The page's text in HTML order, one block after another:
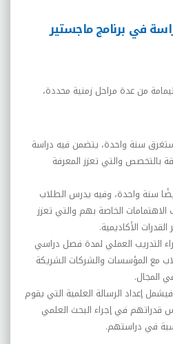
في برنامج ماجستير
من عدة مراحل زمنية محددة،
سنة واحدة، يتضمن فيه دراسة
بالتخصص والتي تعزز المعرفة
سنة واحدة، وفيه يدرس الطلاب
الاهتمامات الخاصة بهم والتي تعزز
الأكاديمية.
التدريب العملي لمدة فصل دراسي
مع المؤسسات والشركات الشريكة
المجال.
إعداد الرسالة العلمية التي يقوم
قدراتهم في إجراء البحث العلمي
في دراستهم.